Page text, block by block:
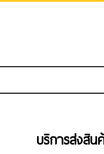
บริการส่งสิน